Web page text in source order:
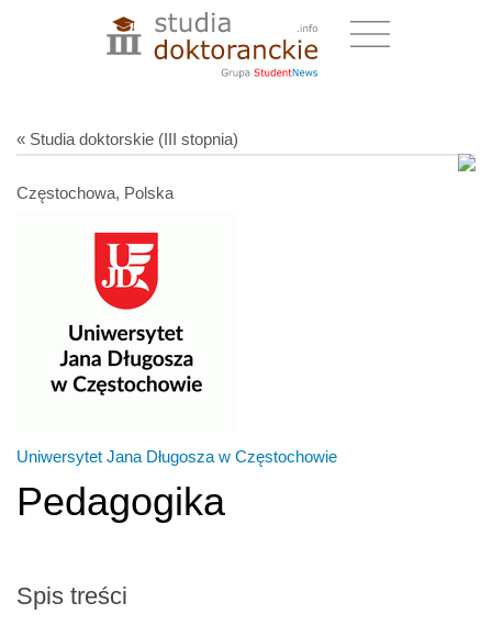
« Studia doktorskie (III stopnia)
Częstochowa, Polska
Uniwersytet Jana Długosza w Częstochowie
Pedagogika
Spis treści